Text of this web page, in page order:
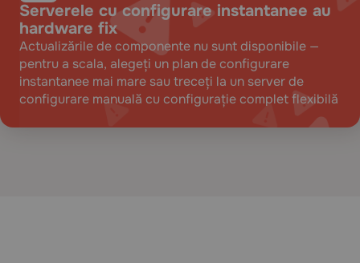
Serverele cu configurare instantanee au
hardware fix
Actualizările de componente nu sunt disponibile —
pentru a scala, alegeți un plan de configurare
instantanee mai mare sau treceți la un server de
configurare manuală cu configurație complet flexibilă